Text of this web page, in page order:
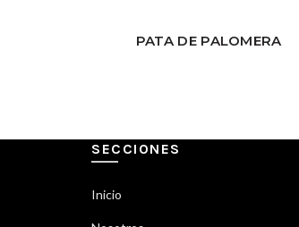
PATA DE PALOMERA
SECCIONES
Inicio